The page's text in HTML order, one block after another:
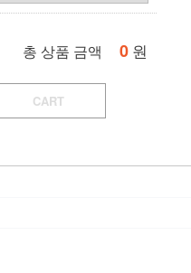
총 상품 금액 0 원
CART